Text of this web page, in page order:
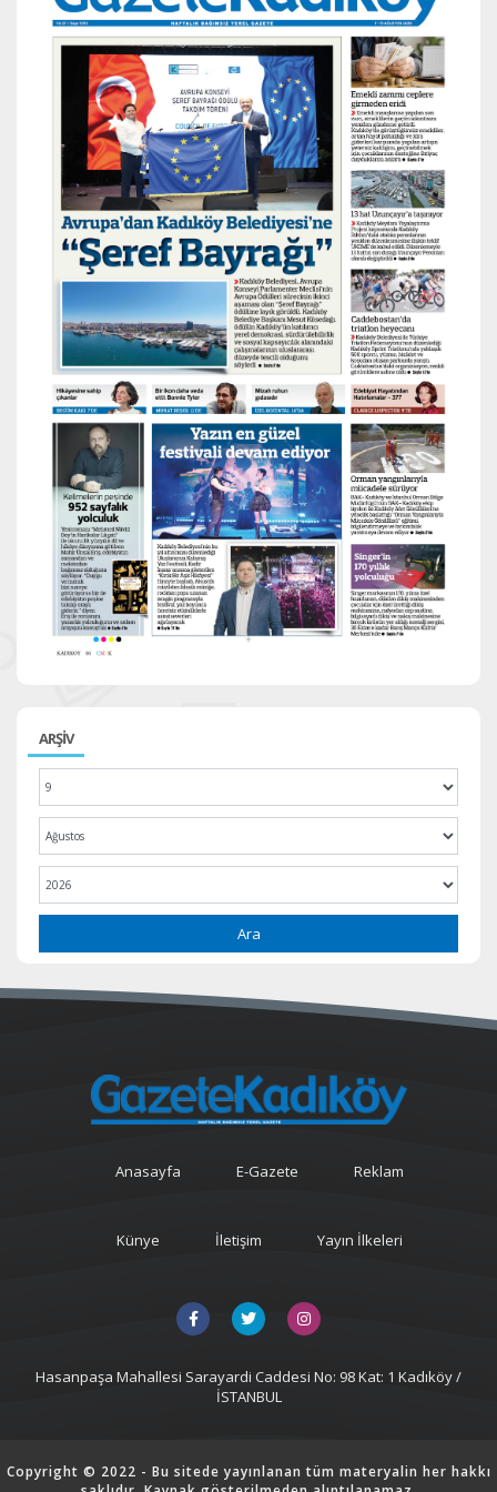
ARŞİV
Ara
Anasayfa E-Gazete Reklam
Künye İletişim Yayın İlkeleri
Hasanpaşa Mahallesi Sarayardi Caddesi No: 98 Kat: 1 Kadıköy /
İSTANBUL
Copyright © 2022 - Bu sitede yayınlanan tüm materyalin her hakkı